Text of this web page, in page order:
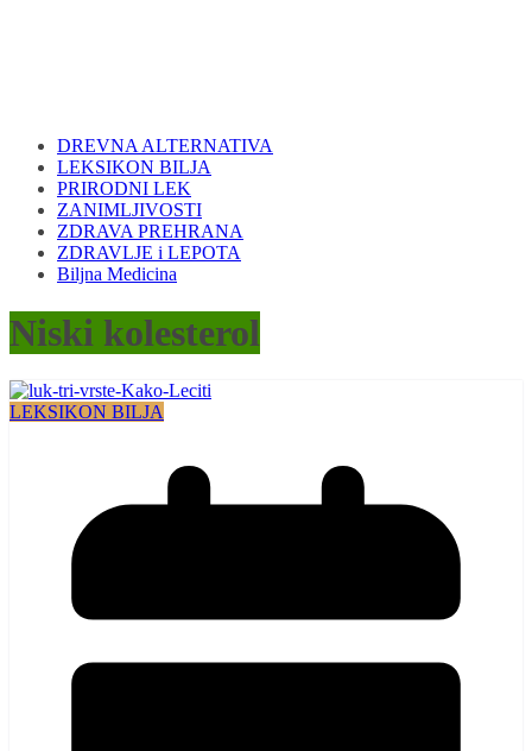
DREVNA ALTERNATIVA
LEKSIKON BILJA
PRIRODNI LEK
ZANIMLJIVOSTI
ZDRAVA PREHRANA
ZDRAVLJE i LEPOTA
Biljna Medicina
Niski kolesterol
LEKSIKON BILJA